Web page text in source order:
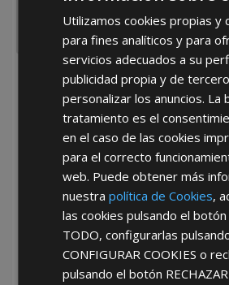
He leído y acepto la Política
*Abstenerse particulares, sólo venta a
Utilizamos cookies propias y
para fines analíticos y para
servicios adecuados a su
publicidad propia y de
personalizar los anuncios. La
tratamiento es el
en el caso de las cookies
para el correcto
web. Puede obtener más
nuestrapolítica de Cookies,
las cookies pulsando el
TODO, configurarlas
CONFIGURAR COOKIES o
pulsando el botón